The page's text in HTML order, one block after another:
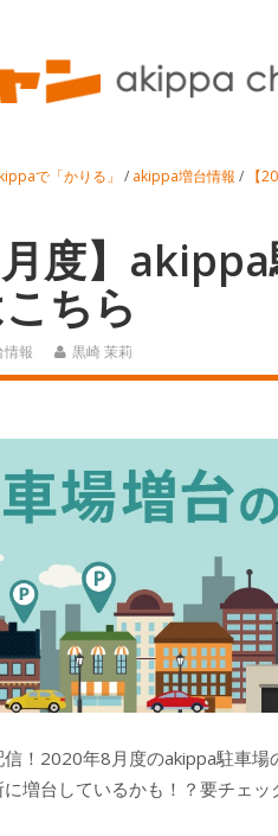
で「かりる」 / akippa増台情報 / 【
月度】
こちら
報 黒崎 茉莉
！2020年8月度のakippa駐車
増台しているかも！？要チェッ